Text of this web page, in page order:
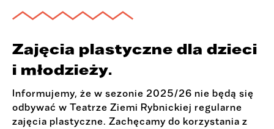
Zajęcia plastyczne dla dzieci
i młodzieży.
Informujemy, że w sezonie 2025/26 nie będą się
odbywać w Teatrze Ziemi Rybnickiej regularne
zajęcia plastyczne. Zachęcamy do korzystania z